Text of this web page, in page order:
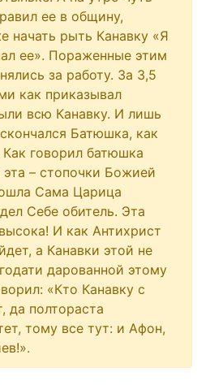
ее в общину,
начать рыть Канавку «Я
ее». Пораженные этим
за работу. За 3,5
как приказывал
всю Канавку. И лишь
Батюшка, как
говорил батюшка
– стопочки Божией
Сама Царица
Себе обитель. Эта
И как Антихрист
а Канавки этой не
дарованной этому
«Кто Канавку с
да полтораста
тому все тут: и Афон,